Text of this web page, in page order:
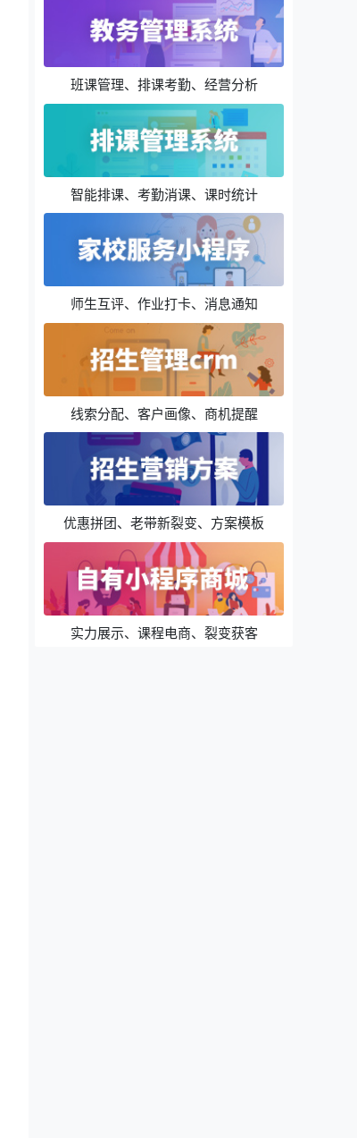
班课管理、排课考勤、经营分析
智能排课、考勤消课、课时统计
师生互评、作业打卡、消息通知
线索分配、客户画像、商机提醒
优惠拼团、老带新裂变、方案模板
实力展示、课程电商、裂变获客